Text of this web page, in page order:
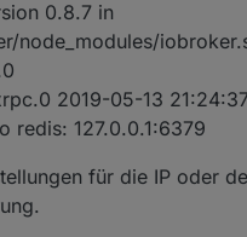
0.8.7 in
node_modules/
2019-05-13
redis: 127.0.0.1:6379
für die IP oder